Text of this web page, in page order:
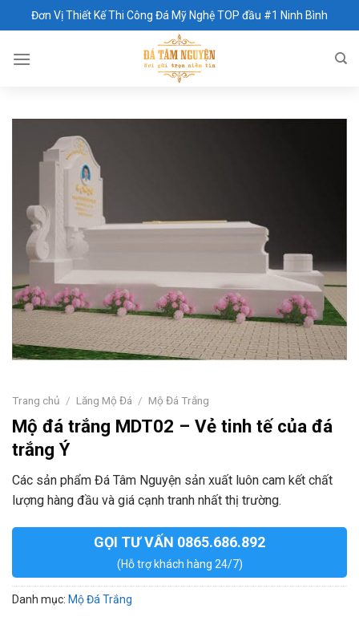
to
Đơn Vị Thiết Kế Thi Công Đá Mỹ Nghệ TOP đầu #1 Ninh Bình
Trang chủ / Lăng Mộ Đá / Mộ Đá Trắng
Mộ đá trắng MDT02 – Vẻ tinh tế của đá
trắng Ý
Các sản phẩm Đá Tâm Nguyện sản xuất luôn cam kết chất
lượng hàng đầu và giá cạnh tranh nhất thị trường.
GỌI TƯ VẤN 0865.686.892
(Hỗ trợ khách hàng 24/7)
Danh mục: Mộ Đá Trắng